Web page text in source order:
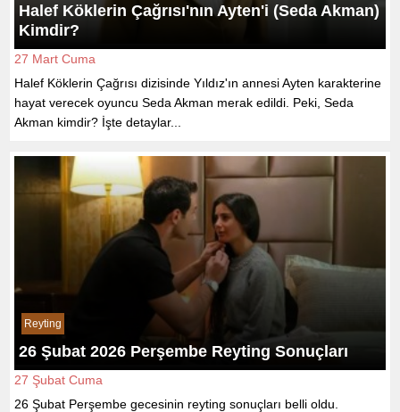
Halef Köklerin Çağrısı'nın Ayten'i (Seda Akman)
Kimdir?
27 Mart Cuma
Halef Köklerin Çağrısı dizisinde Yıldız'ın annesi Ayten karakterine
hayat verecek oyuncu Seda Akman merak edildi. Peki, Seda
Akman kimdir? İşte detaylar...
Reyting
26 Şubat 2026 Perşembe Reyting Sonuçları
27 Şubat Cuma
26 Şubat Perşembe gecesinin reyting sonuçları belli oldu.